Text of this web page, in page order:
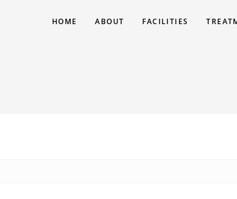
HOME ABOUT FACILITIES